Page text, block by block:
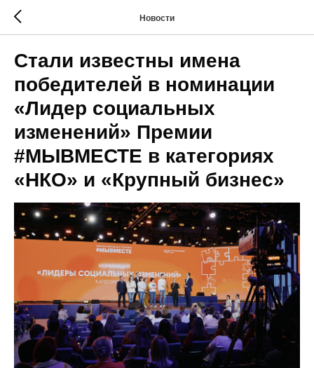
Новости
Стали известны имена
победителей в номинации
«Лидер социальных
изменений» Премии
#МЫВМЕСТЕ в категориях
«НКО» и «Крупный бизнес»